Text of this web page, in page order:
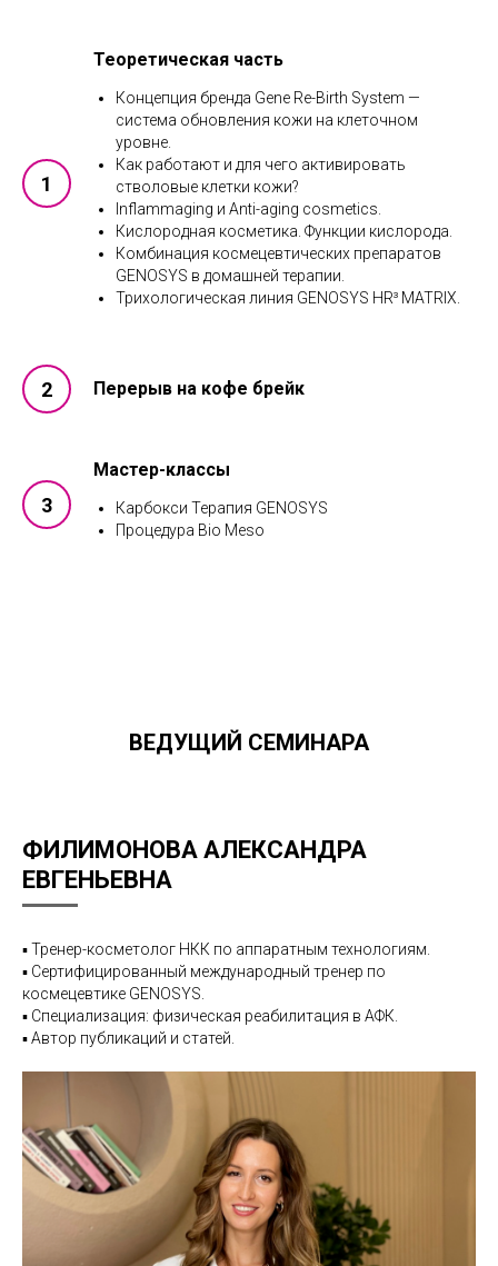
Теоретическая часть
Концепция бренда Gene Re-Birth System —
система обновления кожи на клеточном
уровне.
Как работают и для чего активировать
стволовые клетки кожи?
Inflammaging и Anti-aging cosmetics.
Кислородная косметика. Функции кислорода.
Комбинация космецевтических препаратов
GENOSYS в домашней терапии.
Трихологическая линия GENOSYS HR³ MATRIX.
Перерыв на кофе брейк
Мастер-классы
Карбокси Терапия GENOSYS
Процедура Bio Meso
ВЕДУЩИЙ СЕМИНАРА
ФИЛИМОНОВА АЛЕКСАНДРА
ЕВГЕНЬЕВНА
▪️ Тренер-косметолог НКК по аппаратным технологиям.
▪️ Сертифицированный международный тренер по
космецевтике GENOSYS.
▪️ Специализация: физическая реабилитация в АФК.
▪️ Автор публикаций и статей.